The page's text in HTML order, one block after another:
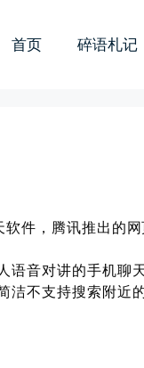
首页 碎语札记
件，腾讯推出的网
语音对讲的手机聊
不支持搜索附近